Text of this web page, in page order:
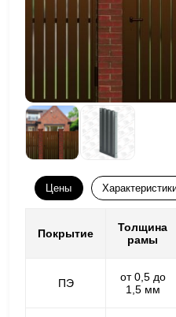
Цены
Покрытие
Толщина
рамы
ПЭ
от 0,5 до
1,5 мм